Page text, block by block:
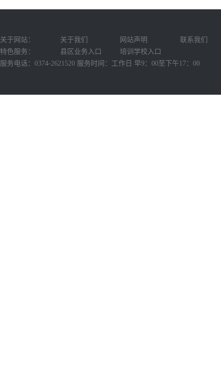
关于网站： 关于我们 网站声明
联系我们
特色服务：
县区业务入口
培训学校入口
服务电话：0374-2621520 服务时间：工作日 早9：00至下午17：00